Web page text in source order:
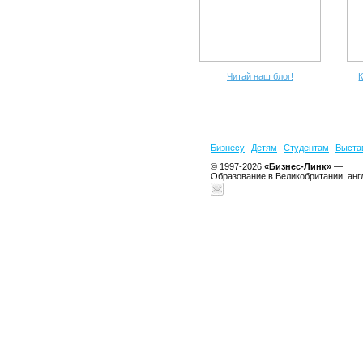
Читай наш блог!
Бизнесу Детям Студентам
© 1997-2026 «Бизнес-Линк» —
Образование в Великобритании,